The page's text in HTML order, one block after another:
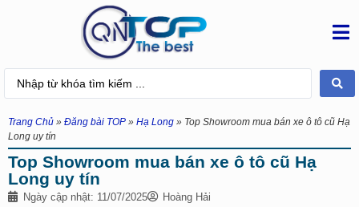
Trang Chủ » Đăng bài TOP » Hạ Long » Top Showroom mua bán xe ô tô cũ Hạ
Long uy tín
Top Showroom mua bán xe ô tô cũ Hạ
Long uy tín
Ngày cập nhật: 11/07/2025
Hoàng Hải